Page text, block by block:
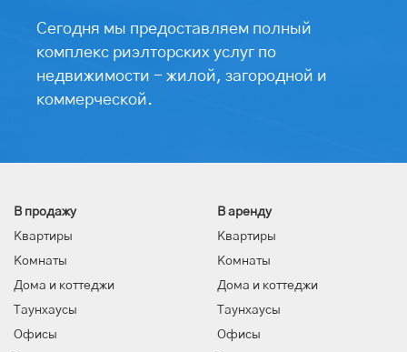
Сегодня мы предоставляем полный
комплекс риэлторских услуг по
недвижимости - жилой, загородной и
коммерческой.
В продажу
Квартиры
Комнаты
Дома и коттеджи
Таунхаусы
Офисы
В аренду
Квартиры
Комнаты
Дома и коттеджи
Таунхаусы
Офисы